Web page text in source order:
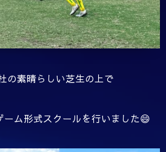
の素晴らしい芝生の上で
ーム形式スクールを行いました😄